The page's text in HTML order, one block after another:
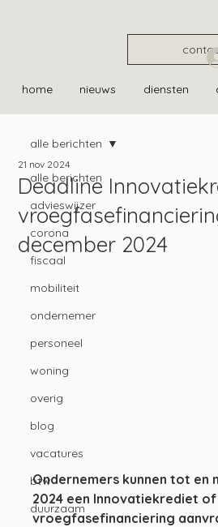
home nieuws diensten
alle berichten
advieswijzer
corona
fiscaal
mobiliteit
ondernemer
personeel
woning
overig
blog
vacatures
btw
duurzaam
alle berichten
Deadline
december 2024
21 nov 2024
Ondernemers kunnen tot en
2024 een Innovatiekrediet of
vroegfasefinanciering